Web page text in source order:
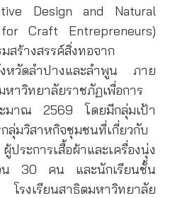
Design and Natural
Craft Entrepreneurs)
สร้างสรรค์สิ่งทอจาก
งหวัดลำปางและลำพูน ภาย
หาวิทยาลัยราชภัฏเพื่อการ
าณ 2569 โดยมีกลุ่มเป้า
ลุ่มวิสาหกิจชุมชนที่เกี่ยวกับ
ระการเสื้อผ้าและเครื่องนุ่ง
น 30 คน และนักเรียนชั้น
งเรียนสาธิตมหาวิทยาลัย